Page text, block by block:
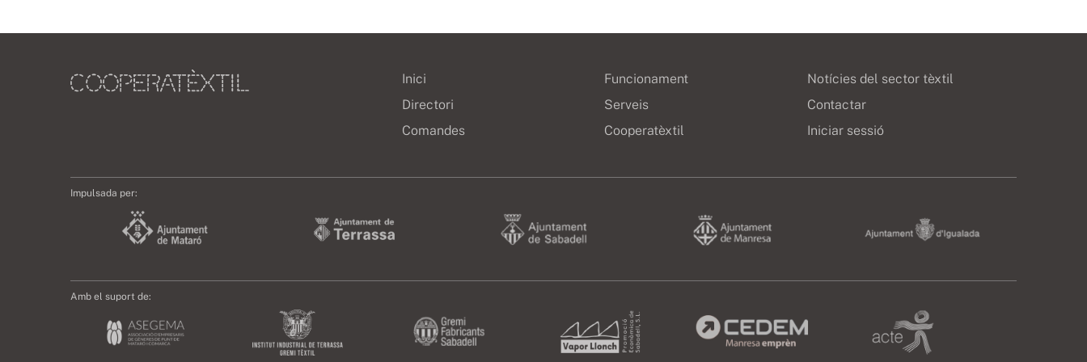
Inici
Directori
Comandes
Funcionament
Serveis
Cooperatèxtil
Notícies del sector tèxtil
Contactar
Iniciar sessió
Impulsada per:
Amb el suport de: